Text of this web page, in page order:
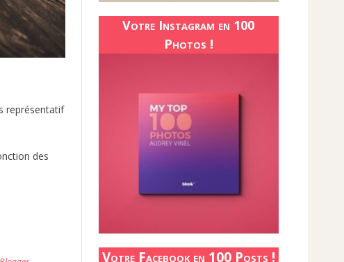
représentatif
des
Votre Instagram en 100
Photos !
Votre Facebook en 100 Posts !